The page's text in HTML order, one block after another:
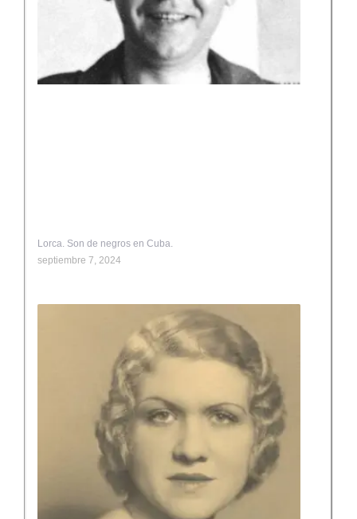
Lorca. Son de negros en Cuba.
septiembre 7, 2024